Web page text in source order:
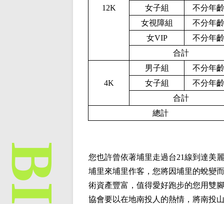
1 2K
女子組
不分年齡
女視障組
不分年齡
女VIP
不分年齡
合計
4K
男子組
不分年齡
女子組
不分年齡
合計
總計
您也許曾依著埔里走過台21線到達美
埔里來埔里作客，您將因埔里的蛻變
術資產豐富，值得愛好跑步的您用雙
協會要以在地南投人的熱情，將南投